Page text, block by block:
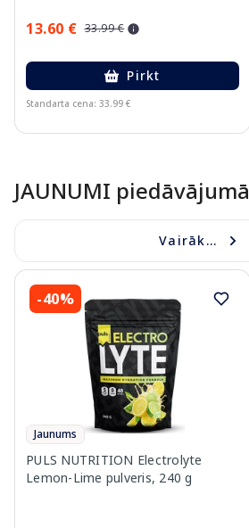
13.60 € 33.99 €
Pirkt
Standarta cena: 33.99 €
JAUNUMI piedāvājumā
Vairāk...
-40%
Jaunums
PULS NUTRITION Electrolyte
Lemon-Lime pulveris, 240 g